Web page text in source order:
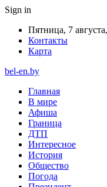
Sign in
Пятница, 7
Контакты
Карта
bel-en.by
Главная
В мире
Афиша
Граница
ДТП
Интересное
История
Общество
Погода